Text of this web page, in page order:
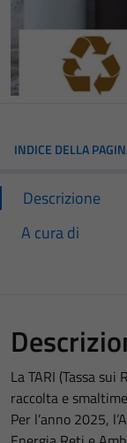
INDICE DELLA
Descrizione
A cura di
La TARI (Tassa
raccolta e
Per l’anno 2025,